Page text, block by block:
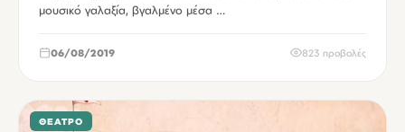
μουσικό γαλαξία, βγαλμένο μέσα …
06/08/2019 823 προβολές
ΘΈΑΤΡΟ